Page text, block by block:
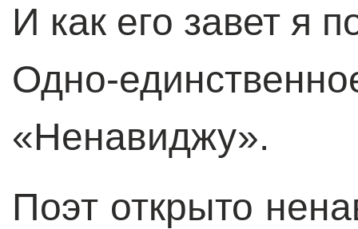
И как его завет я
Одно-
«Ненавиджу».
Поэт открыто